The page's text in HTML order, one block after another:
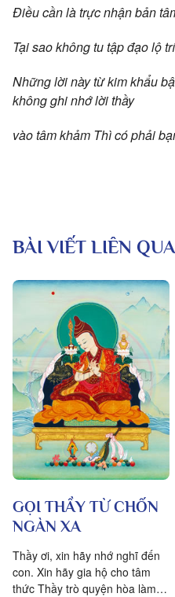
Điều cần là trực nhận bản
Tại sao không tu tập đạo lộ
Những lời này từ kim khẩu
không ghi nhớ lời thầy
vào tâm khảm Thì có phải
BÀI VIẾT LIÊN
GỌI THẦY TỪ CHỐN
NGÀN XA
Thầy ơi, xin hãy nhớ nghĩ đến
con. Xin hãy gia hộ cho tâm
thức Thầy trò quyện hòa làm